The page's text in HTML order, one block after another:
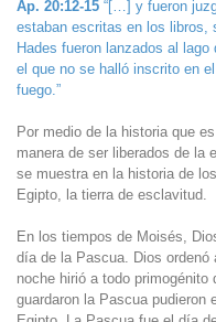
Ap. 20:12-15 “[…] y fueron
estaban escritas en los
Hades fueron lanzados al
el que no se halló inscrito en
fuego.”
Por medio de la historia que
manera de ser liberados de la
se muestra en la historia de
Egipto, la tierra de esclavitud.
En los tiempos de Moisés,
día de la Pascua. Dios
noche hirió a todo
guardaron la Pascua pudieron